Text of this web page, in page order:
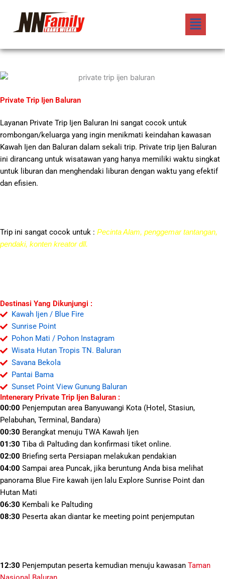
konten
Menu
Private Trip Ijen Baluran
Layanan Private Trip Ijen Baluran Ini sangat cocok untuk
rombongan/keluarga yang ingin menikmati keindahan kawasan
Kawah Ijen dan Baluran dalam sekali trip. Private trip Ijen Baluran
ini dirancang untuk wisatawan yang hanya memiliki waktu singkat
untuk liburan dan menghendaki liburan dengan waktu yang efektif
dan efisien.
Trip ini sangat cocok untuk : Pecinta Alam, penggemar tantangan,
pendaki, konten kreator dll.
Destinasi Yang Dikunjungi :
Kawah Ijen / Blue Fire
Sunrise Point
Pohon Mati / Pohon Instagram
Wisata Hutan Tropis TN. Baluran
Savana Bekola
Pantai Bama
Sunset Point View Gunung Baluran
Intenerary Private Trip Ijen Baluran :
00:00 Penjemputan area Banyuwangi Kota (Hotel, Stasiun,
Pelabuhan, Terminal, Bandara)
00:30 Berangkat menuju TWA Kawah Ijen
01:30 Tiba di Paltuding dan konfirmasi tiket online.
02:00 Briefing serta Persiapan melakukan pendakian
04:00 Sampai area Puncak, jika beruntung Anda bisa melihat
panorama Blue Fire kawah ijen lalu Explore Sunrise Point dan
Hutan Mati
06:30 Kembali ke Paltuding
08:30 Peserta akan diantar ke meeting point penjemputan
12:30 Penjemputan peserta kemudian menuju kawasan Taman